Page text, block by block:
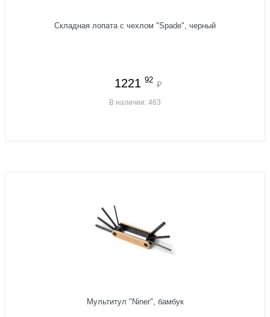
Складная лопата c чехлом "Spade", черный
1221 92 ₽
В наличии: 463
Мультитул "Niner", бамбук